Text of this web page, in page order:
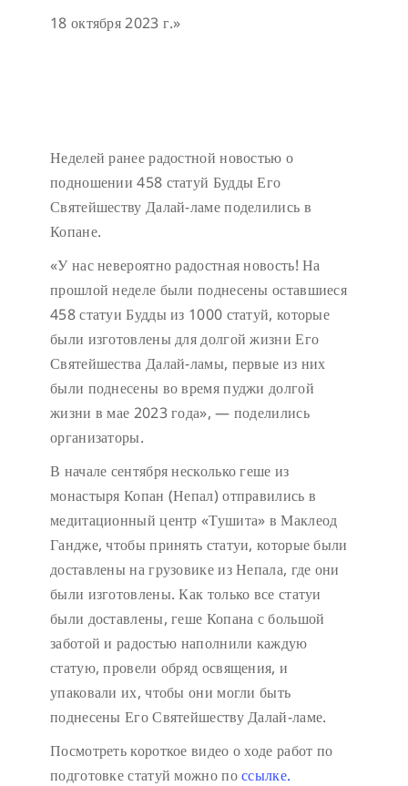
18 октября 2023 г.»
Неделей ранее радостной новостью о
подношении 458 статуй Будды Его
Святейшеству Далай-ламе поделились в
Копане.
«У нас невероятно радостная новость! На
прошлой неделе были поднесены оставшиеся
458 статуи Будды из 1000 статуй, которые
были изготовлены для долгой жизни Его
Святейшества Далай-ламы, первые из них
были поднесены во время пуджи долгой
жизни в мае 2023 года», — поделились
организаторы.
В начале сентября несколько геше из
монастыря Копан (Непал) отправились в
медитационный центр «Тушита» в Маклеод
Гандже, чтобы принять статуи, которые были
доставлены на грузовике из Непала, где они
были изготовлены. Как только все статуи
были доставлены, геше Копана с большой
заботой и радостью наполнили каждую
статую, провели обряд освящения, и
упаковали их, чтобы они могли быть
поднесены Его Святейшеству Далай-ламе.
Посмотреть короткое видео о ходе работ по
подготовке статуй можно поссылке.